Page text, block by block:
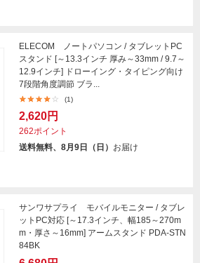
ELECOM ノートパソコン / タブレットPC
スタンド [～13.3インチ 厚み～33mm / 9.7～
12.9インチ] ドローイング・タイピング向け
7段階角度調節 ブラ...
(1)
2,620円
262ポイント
送料無料、8月9日（日） お届け
サンワサプライ モバイルモニター / タブレ
ットPC対応 [～17.3インチ、幅185～270m
m・厚さ～16mm] アームスタンド PDA-STN
84BK